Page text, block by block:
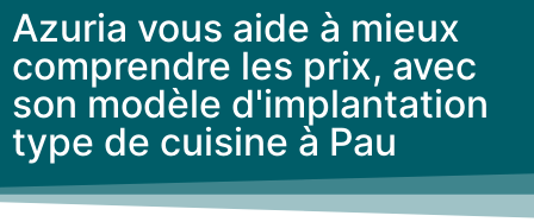
Azuria vous aide à mieux
comprendre les prix, avec
son modèle d'implantation
type de cuisine à Pau